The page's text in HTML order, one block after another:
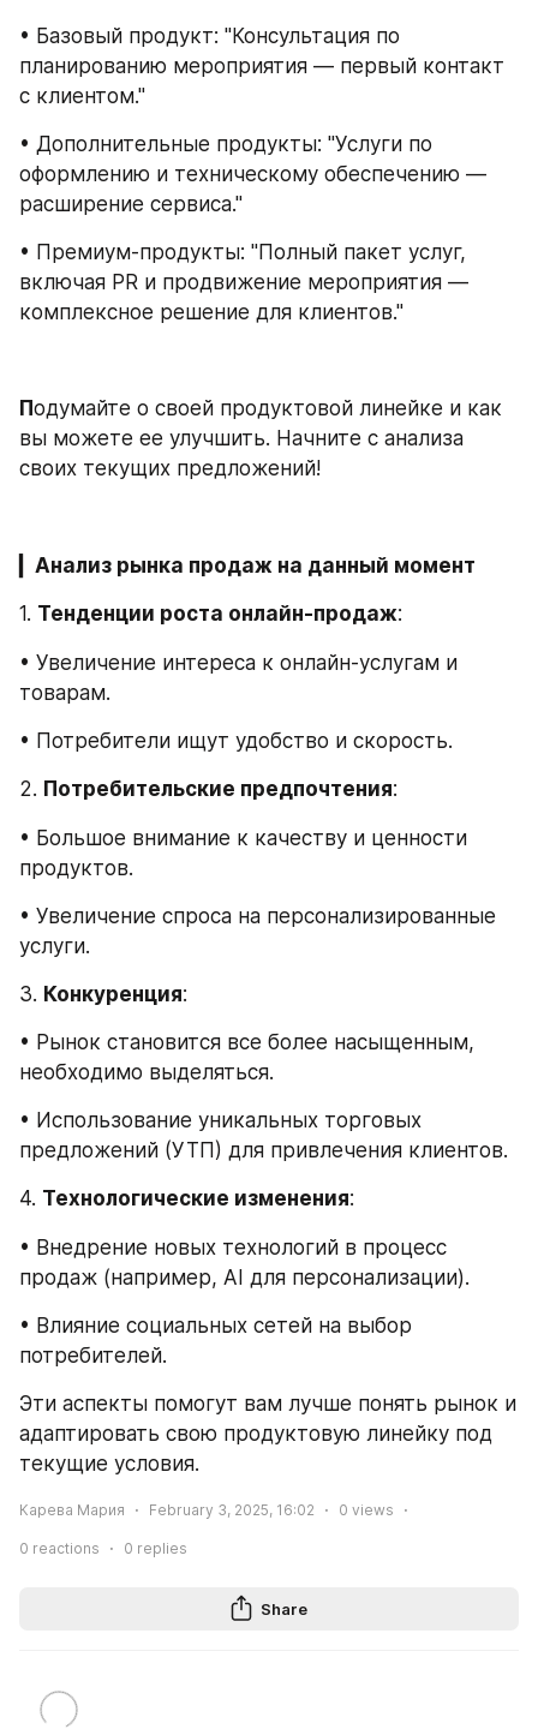
• Базовый продукт: "Консультация по
планированию мероприятия — первый контакт
с клиентом."
• Дополнительные продукты: "Услуги по
оформлению и техническому обеспечению —
расширение сервиса."
• Премиум-продукты: "Полный пакет услуг,
включая PR и продвижение мероприятия —
комплексное решение для клиентов."
Подумайте о своей продуктовой линейке и как
вы можете ее улучшить. Начните с анализа
своих текущих предложений!
Анализ рынка продаж на данный момент
1. Тенденции роста онлайн-продаж:
• Увеличение интереса к онлайн-услугам и
товарам.
• Потребители ищут удобство и скорость.
2. Потребительские предпочтения:
• Большое внимание к качеству и ценности
продуктов.
• Увеличение спроса на персонализированные
услуги.
3. Конкуренция:
• Рынок становится все более насыщенным,
необходимо выделяться.
• Использование уникальных торговых
предложений (УТП) для привлечения клиентов.
4. Технологические изменения:
• Внедрение новых технологий в процесс
продаж (например, AI для персонализации).
• Влияние социальных сетей на выбор
потребителей.
Эти аспекты помогут вам лучше понять рынок и
адаптировать свою продуктовую линейку под
текущие условия.
Карева Мария February 3, 2025, 16:02 0 views
0 reactions 0 replies
Share